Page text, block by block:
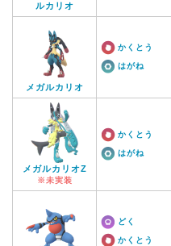
ルカリオ
メガルカリオ
かくとう
はがね
メガルカリオZ
※未実装
かくとう
はがね
どく
かくとう